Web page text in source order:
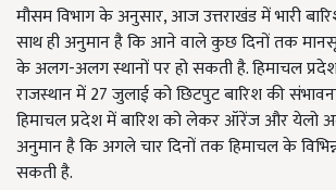
मौसम विभाग के अनुसार, आज उत्तराखंड में भारी
साथ ही अनुमान है कि आने वाले कुछ दिनों तक
के अलग-अलग स्थानों पर हो सकती है. हिमाचल प्रदेश,
राजस्थान में 27 जुलाई को छिटपुट बारिश की
हिमाचल प्रदेश में बारिश को लेकर ऑरेंज और येलो
अनुमान है कि अगले चार दिनों तक हिमाचल के
सकती है.